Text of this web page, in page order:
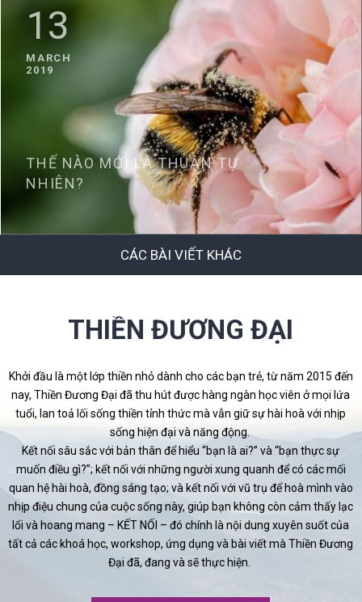
13
MARCH
2019
THẾ NÀO MỚI LÀ THUẬN TỰ
NHIÊN?
CÁC BÀI VIẾT KHÁC
THIỀN ĐƯƠNG ĐẠI
Khởi đầu là một lớp thiền nhỏ dành cho các bạn trẻ, từ năm 2015 đến
nay, Thiền Đương Đại đã thu hút được hàng ngàn học viên ở mọi lứa
tuổi, lan toả lối sống thiền tỉnh thức mà vẫn giữ sự hài hoà với nhịp
sống hiện đại và năng động.
Kết nối sâu sắc với bản thân để hiểu “bạn là ai?” và “bạn thực sự
muốn điều gì?”; kết nối với những người xung quanh để có các mối
quan hệ hài hoà, đồng sáng tạo; và kết nối với vũ trụ để hoà mình vào
nhịp điệu chung của cuộc sống này, giúp bạn không còn cảm thấy lạc
lối và hoang mang – KẾT NỐI – đó chính là nội dung xuyên suốt của
tất cả các khoá học, workshop, ứng dụng và bài viết mà Thiền Đương
Đại đã, đang và sẽ thực hiện.